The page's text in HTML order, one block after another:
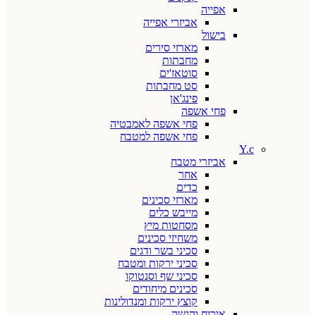
אפייה
אביזרי אפייה
בישול
מארזי סירים
מחבתות
סוטאז'ים
סט מחבתות
פינג'אן
פחי אשפה
פחי אשפה לאמבטיה
פחי אשפה למטבח
Y.c
אביזרי מטבח
אחר
כדים
מארזי סכינים
מייבש כלים
מסחטות מיץ
משחיזי סכינים
סכיני בשר ודגים
סכיני ירקות ומטבח
סכיני שף וסנטוקו
סכינים מיחודים
קוצץ ירקות ומנדולינות